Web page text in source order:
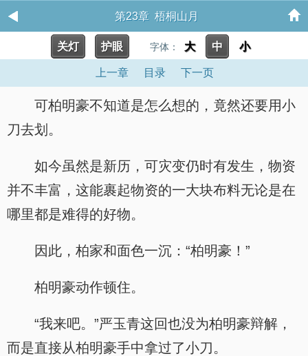
第23章 梧桐山月
关灯 护眼 字体： 大 中 小
上一章 目录 下一页
可柏明豪不知道是怎么想的，竟然还要用小
刀去划。
如今虽然是新历，可灾变仍时有发生，物资
并不丰富，这能裹起物资的一大块布料无论是在
哪里都是难得的好物。
因此，柏家和面色一沉：“柏明豪！”
柏明豪动作顿住。
“我来吧。”严玉青这回也没为柏明豪辩解，
而是直接从柏明豪手中拿过了小刀。